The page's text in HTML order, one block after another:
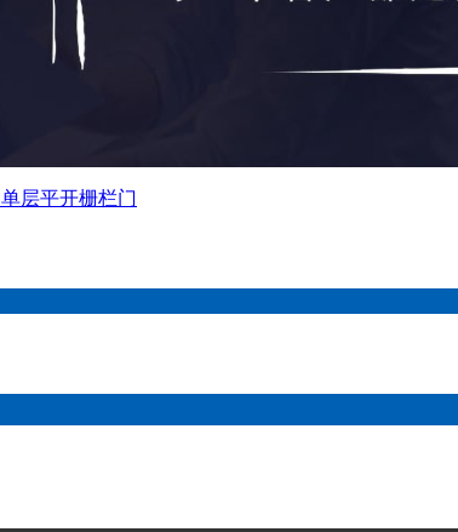
单层平开栅栏门